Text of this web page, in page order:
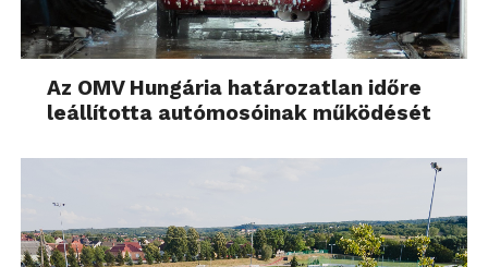
Az OMV Hungária határozatlan időre
leállította autómosóinak működését